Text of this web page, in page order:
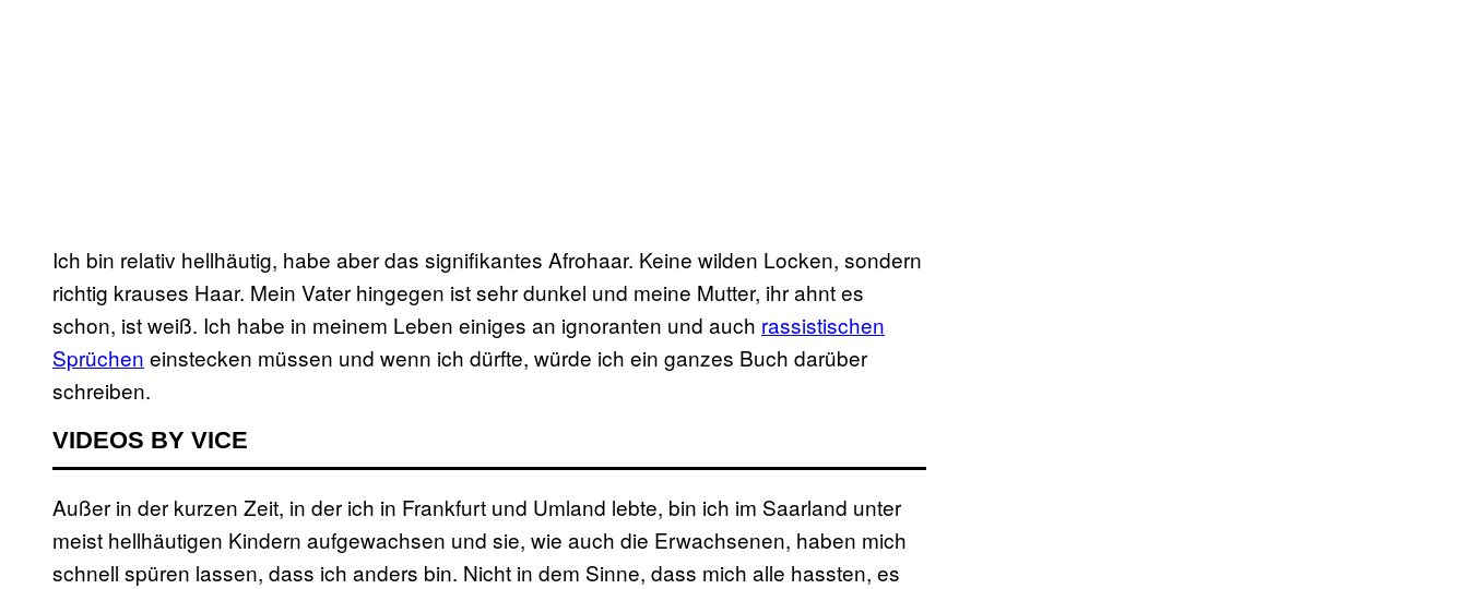
Ich bin relativ hellhäutig, habe aber das signifikantes Afrohaar. Keine wilden Locken, sondern
richtig krauses Haar. Mein Vater hingegen ist sehr dunkel und meine Mutter, ihr ahnt es
schon, ist weiß. Ich habe in meinem Leben einiges an ignoranten und auch rassistischen
Sprüchen einstecken müssen und wenn ich dürfte, würde ich ein ganzes Buch darüber
schreiben.
VIDEOS BY VICE
Außer in der kurzen Zeit, in der ich in Frankfurt und Umland lebte, bin ich im Saarland unter
meist hellhäutigen Kindern aufgewachsen und sie, wie auch die Erwachsenen, haben mich
schnell spüren lassen, dass ich anders bin. Nicht in dem Sinne, dass mich alle hassten, es